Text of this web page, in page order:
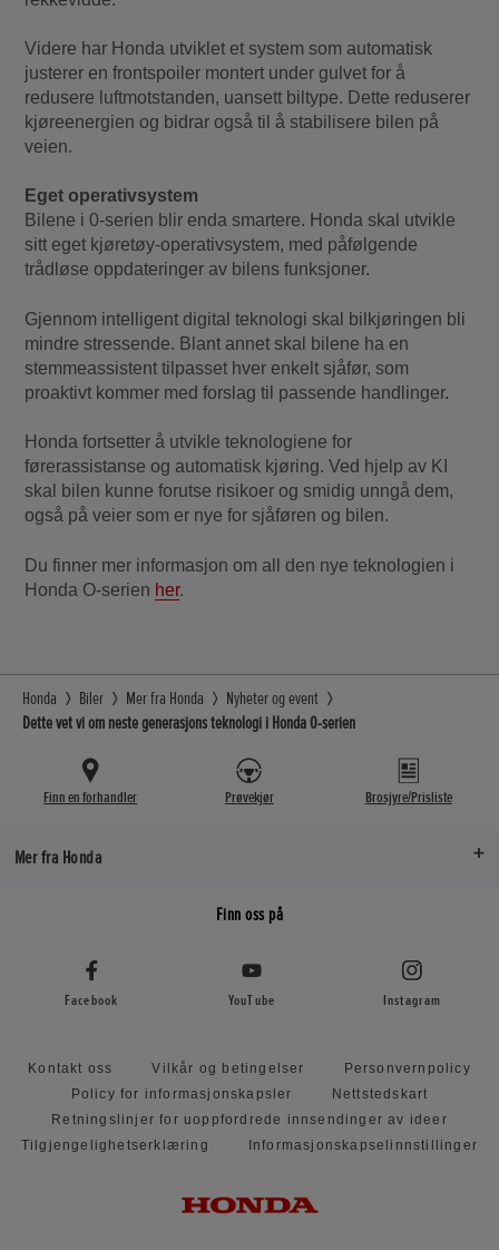
Videre har Honda utviklet et system som automatisk
justerer en frontspoiler montert under gulvet for å
redusere luftmotstanden, uansett biltype. Dette reduserer
kjøreenergien og bidrar også til å stabilisere bilen på
veien.
Eget operativsystem
Bilene i 0-serien blir enda smartere. Honda skal utvikle
sitt eget kjøretøy-operativsystem, med påfølgende
trådløse oppdateringer av bilens funksjoner.
Gjennom intelligent digital teknologi skal bilkjøringen bli
mindre stressende. Blant annet skal bilene ha en
stemmeassistent tilpasset hver enkelt sjåfør, som
proaktivt kommer med forslag til passende handlinger.
Honda fortsetter å utvikle teknologiene for
førerassistanse og automatisk kjøring. Ved hjelp av KI
skal bilen kunne forutse risikoer og smidig unngå dem,
også på veier som er nye for sjåføren og bilen.
Du finner mer informasjon om all den nye teknologien i
Honda O-serien her.
Honda Biler Mer fra Honda
Nyheter og event
Dette vet vi om neste generasjons teknologi i Honda 0-serien
Finn en forhandler Prøvekjør Brosjyre/Prisliste
Mer fra Honda
Finn oss på
Facebook YouTube Instagram
Kontakt oss Vilkår og betingelser
Personvernpolicy
Policy for informasjonskapsler
Nettstedskart
Retningslinjer for uoppfordrede innsendinger av ideer
Tilgjengelighetserklæring
Informasjonskapselinnstillinger